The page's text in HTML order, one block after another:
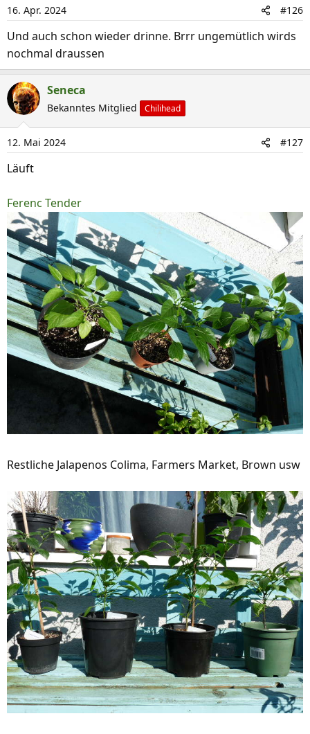
o
n
e
n
:
16. Apr. 2024 #126
Und auch schon wieder drinne. Brrr ungemütlich wirds
nochmal draussen
Seneca
Bekanntes Mitglied Chilihead
12. Mai 2024 #127
Läuft
Ferenc Tender
Restliche Jalapenos Colima, Farmers Market, Brown usw